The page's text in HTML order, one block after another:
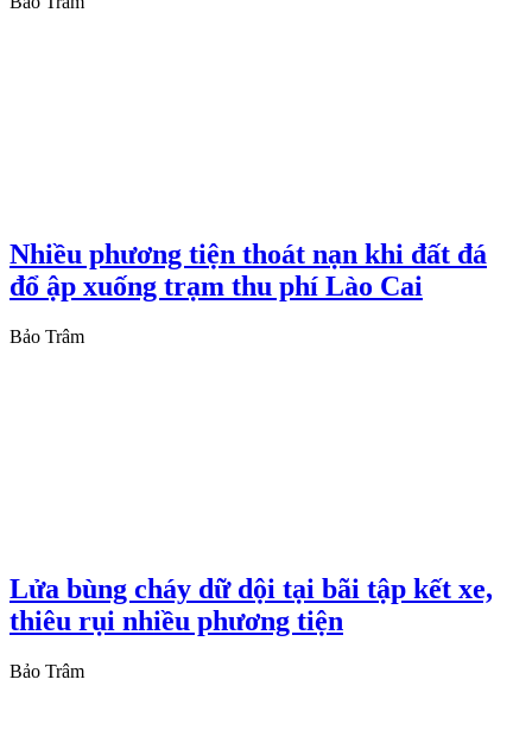
Nhiều phương tiện thoát nạn khi đất đá
đổ ập xuống trạm thu phí Lào Cai
Bảo Trâm
Lửa bùng cháy dữ dội tại bãi tập kết xe,
thiêu rụi nhiều phương tiện
Bảo Trâm